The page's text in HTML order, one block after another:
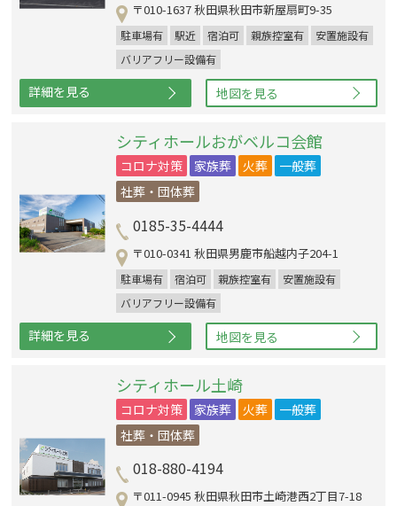
〒010-1637 秋田県秋田市新屋扇町9-35
駐車場有 駅近 宿泊可 親族控室有
安置施設有
バリアフリー設備有
詳細を見る 地図を見る
シティホールおがベルコ会館
コロナ対策 家族葬 火葬
一般葬
社葬・団体葬
0185-35-4444
〒010-0341 秋田県男鹿市船越内子204-1
駐車場有 宿泊可 親族控室有
安置施設有
バリアフリー設備有
詳細を見る 地図を見る
シティホール土崎
コロナ対策 家族葬 火葬
一般葬
社葬・団体葬
018-880-4194
〒011-0945 秋田県秋田市土崎港西2丁目7-18